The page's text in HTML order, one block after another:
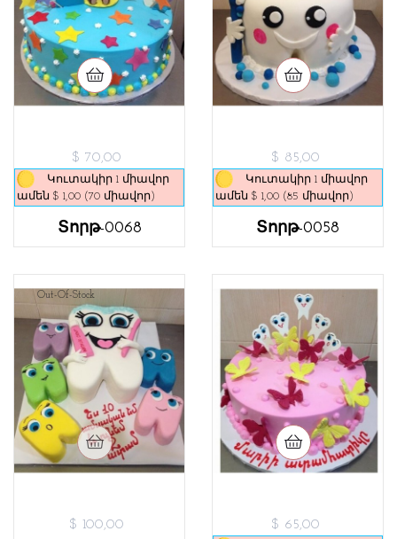
$ 70,00
Կուտակիր 1 միավոր
ամեն $ 1,00 (70 միավոր)
Տորթ-0068
$ 85,00
Կուտակիր 1 միավոր
ամեն $ 1,00 (85 միավոր)
Տորթ-0058
Out-Of-Stock
$ 100,00 $ 65,00